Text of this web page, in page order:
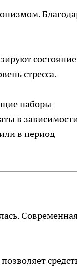
стресса.
наборы-
в
в период
Современная